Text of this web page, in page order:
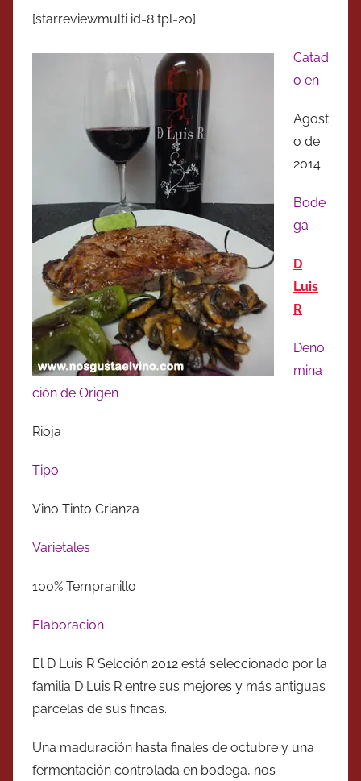
[starreviewmulti id=8 tpl=20]
Catad
o en
Agost
o de
2014
Bode
ga
D
Luis
R
Deno
mina
ción de Origen
Rioja
Tipo
Vino Tinto Crianza
Varietales
100% Tempranillo
Elaboración
El D Luis R Selcción 2012 está seleccionado por la
familia D Luis R entre sus mejores y más antiguas
parcelas de sus fincas.
Una maduración hasta finales de octubre y una
fermentación controlada en bodega, nos